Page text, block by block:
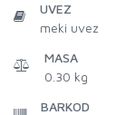
UVEZ
meki uvez
MASA
0.30 kg
BARKOD